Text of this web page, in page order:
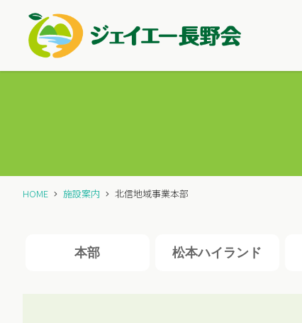
HOME 施設案内 北信地域事業本部
本部 松本ハイランド